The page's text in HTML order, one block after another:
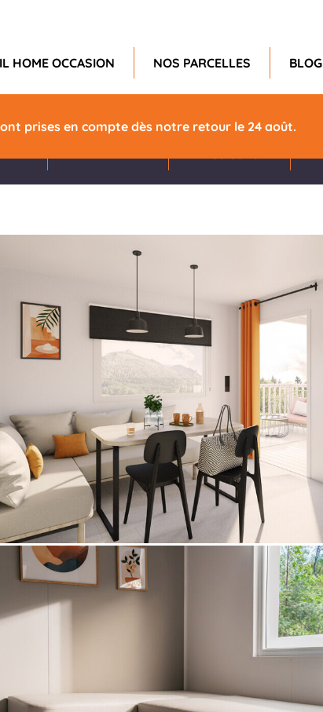
HOME OCCASION NOS PARCELLES BLOG
prises en compte dès notre retour le 24 août.
Largeur
Isolation